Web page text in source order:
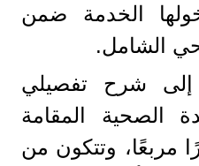
الخدمة ضمن
الشامل.
إلى شرح تفصيلي
الصحية المقامة
830 مترًا مربعًا، وتتكون من